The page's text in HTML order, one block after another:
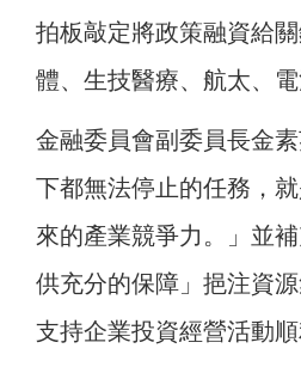
拍板敲定將政策融資給
體、生技醫療、航太、電
金融委員會副委員長金
下都無法停止的任務，
來的產業競爭力。」並
供充分的保障」挹注資
支持企業投資經營活動順